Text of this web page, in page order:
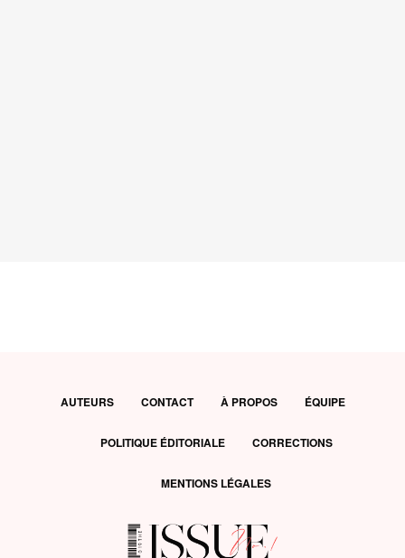
AUTEURS CONTACT À PROPOS ÉQUIPE
POLITIQUE ÉDITORIALE CORRECTIONS
MENTIONS LÉGALES